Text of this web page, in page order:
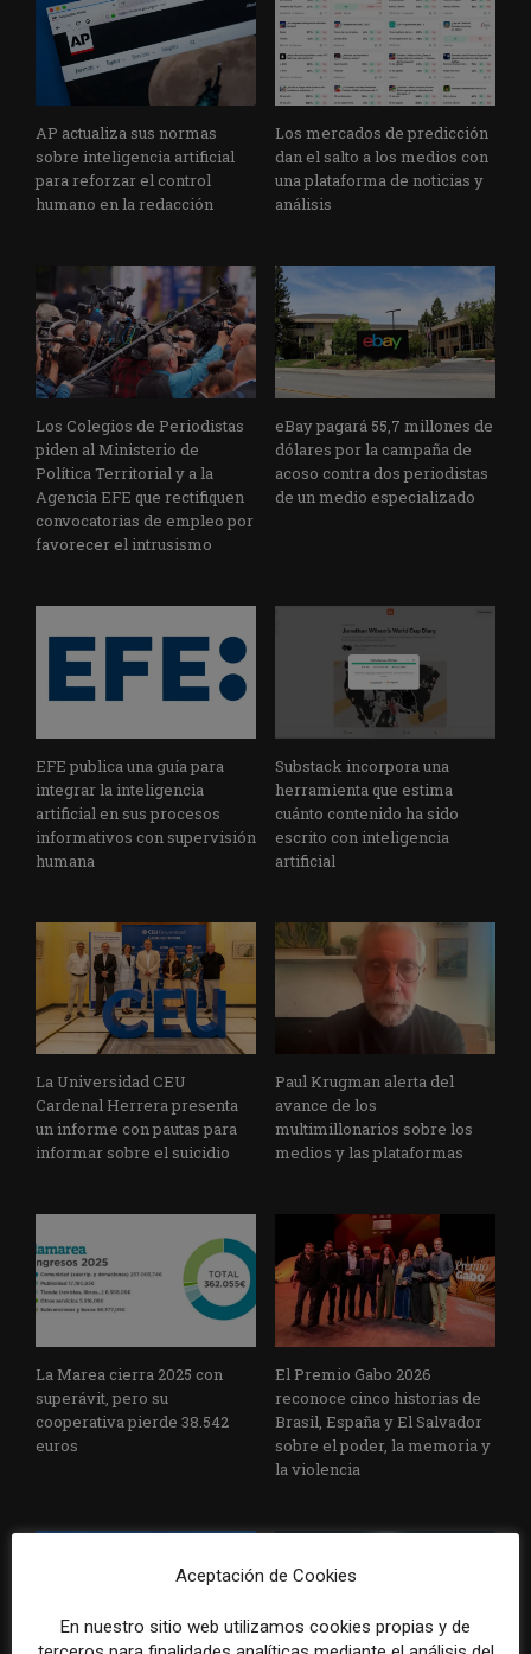
AP actualiza sus normas
sobre inteligencia artificial
para reforzar el control
humano en la redacción
Los mercados de predicción
dan el salto a los medios con
una plataforma de noticias y
análisis
Los Colegios de Periodistas
piden al Ministerio de
Política Territorial y a la
Agencia EFE que rectifiquen
convocatorias de empleo por
favorecer el intrusismo
eBay pagará 55,7 millones de
dólares por la campaña de
acoso contra dos periodistas
de un medio especializado
EFE publica una guía para
integrar la inteligencia
artificial en sus procesos
informativos con supervisión
humana
Substack incorpora una
herramienta que estima
cuánto contenido ha sido
escrito con inteligencia
artificial
La Universidad CEU
Cardenal Herrera presenta
un informe con pautas para
informar sobre el suicidio
Paul Krugman alerta del
avance de los
multimillonarios sobre los
medios y las plataformas
La Marea cierra 2025 con
superávit, pero su
cooperativa pierde 38.542
euros
El Premio Gabo 2026
reconoce cinco historias de
Brasil, España y El Salvador
sobre el poder, la memoria y
la violencia
Aceptación de Cookies
En nuestro sitio web utilizamos cookies propias y de